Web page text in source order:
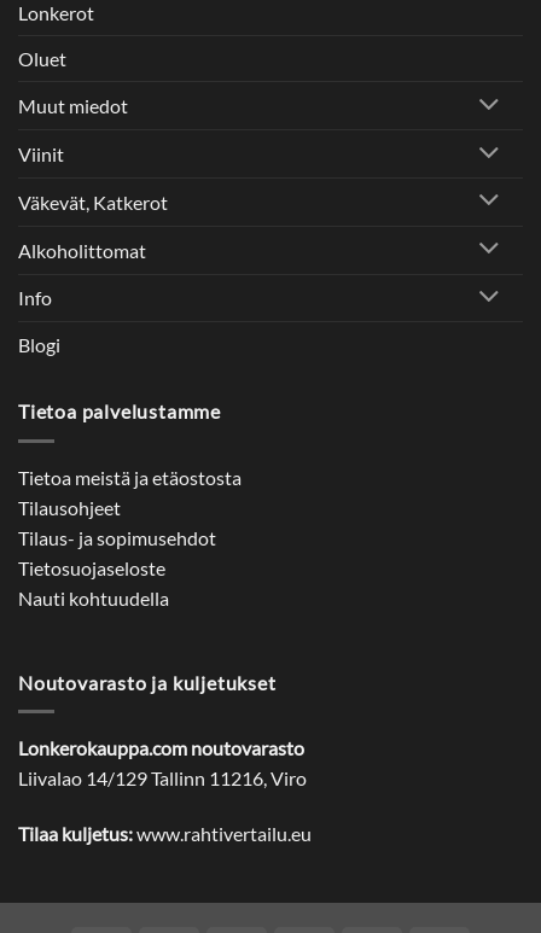
Lonkerot
Oluet
Muut miedot
Viinit
Väkevät, Katkerot
Alkoholittomat
Info
Blogi
Tietoa palvelustamme
Tietoa meistä ja etäostosta
Tilausohjeet
Tilaus- ja sopimusehdot
Tietosuojaseloste
Nauti kohtuudella
Noutovarasto ja kuljetukset
Lonkerokauppa.com noutovarasto
Liivalao 14/129 Tallinn 11216, Viro
Tilaa kuljetus:www.rahtivertailu.eu